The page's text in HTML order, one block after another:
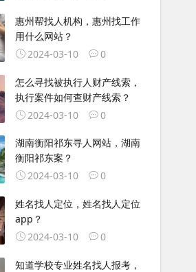
惠州帮找人机构，惠州找工作
用什么网站？
2024-03-10
0
怎么寻找被执行人财产线索，
执行案件如何查财产线索？
2024-03-10
0
湖南衡阳祁东寻人网站，湖南
衡阳祁东案？
2024-03-10
0
姓名找人定位，姓名找人定位
app？
2024-03-10
0
知道学校专业姓名找人报考，